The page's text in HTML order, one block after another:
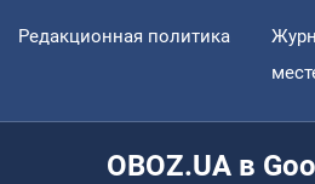
Редакционная политика
OBOZ.UA в